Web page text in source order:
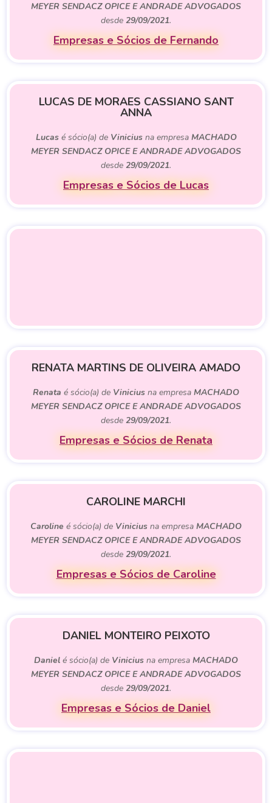
MEYER SENDACZ OPICE E ANDRADE ADVOGADOS
desde 29/09/2021.
Empresas e Sócios de Fernando
LUCAS DE MORAES CASSIANO SANT
ANNA
Lucasé sócio(a) de Viniciusna empresa MACHADO
MEYER SENDACZ OPICE E ANDRADE ADVOGADOS
desde 29/09/2021.
Empresas e Sócios de Lucas
RENATA MARTINS DE OLIVEIRA AMADO
Renata é sócio(a) de Vinicius na empresa MACHADO
MEYER SENDACZ OPICE E ANDRADE ADVOGADOS
desde 29/09/2021.
Empresas e Sócios de Renata
CAROLINE MARCHI
Caroline é sócio(a) de Vinicius na empresa MACHADO
MEYER SENDACZ OPICE E ANDRADE ADVOGADOS
desde 29/09/2021.
Empresas e Sócios de Caroline
DANIEL MONTEIRO PEIXOTO
Daniel é sócio(a) de Vinicius na empresa MACHADO
MEYER SENDACZ OPICE E ANDRADE ADVOGADOS
desde 29/09/2021.
Empresas e Sócios de Daniel